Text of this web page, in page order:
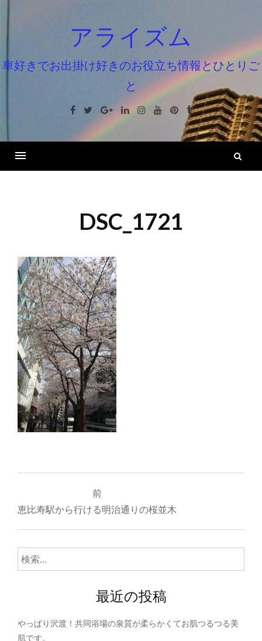
ン
ツ
ッ
アライズム
車好きでお出掛け好きのお役立ち情報とひとりご
と
Facebook
TwitterGoogle+LinkedinInstagramYoutube
Pinterest
Tumblr
DSC_1721
稿
ナ
ビ
ゲ
シ
前
恵比寿駅から行ける明治通りの桜並木
検
索:
最近の投稿
やっぱり沢渡！共同浴場の泉質が柔らかくてお肌つるつる美
肌です。